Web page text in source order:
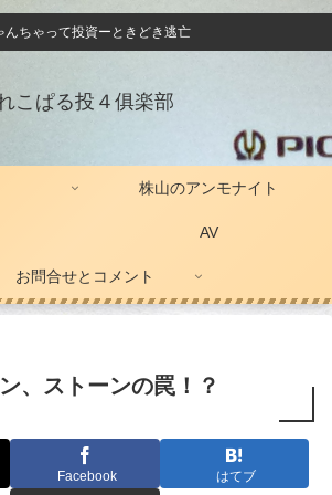
んちゃって投資ーときどき逃亡
こぱる投４俱楽部
株山のアンモナイト
AV
お問合せとコメント
、ストーンの罠！？
Facebook はてブ